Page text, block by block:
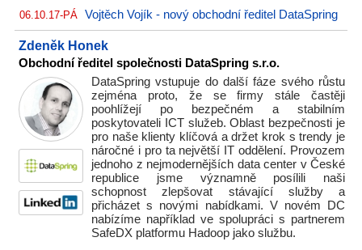
06.10.17-PÁ Vojtěch Vojík - nový obchodní ředitel DataSpring
Zdeněk Honek
Obchodní ředitel společnosti DataSpring s.r.o.
DataSpring vstupuje do další fáze svého růstu
zejména proto, že se firmy stále častěji
poohlížejí po bezpečném a stabilním
poskytovateli ICT služeb. Oblast bezpečnosti je
pro naše klienty klíčová a držet krok s trendy je
náročné i pro ta největší IT oddělení. Provozem
jednoho z nejmodernějších data center v České
republice jsme významně posílili naši
schopnost zlepšovat stávající služby a
přicházet s novými nabídkami. V novém DC
nabízíme například ve spolupráci s partnerem
SafeDX platformu Hadoop jako službu.